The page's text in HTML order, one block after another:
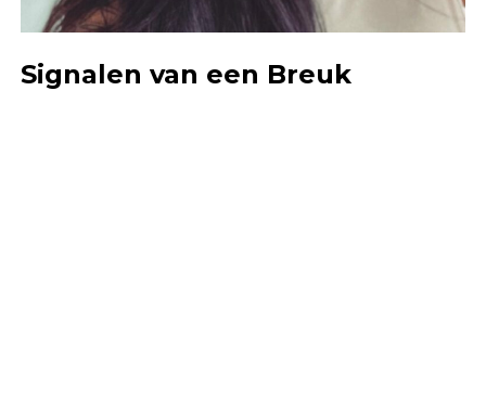
Signalen van een Breuk